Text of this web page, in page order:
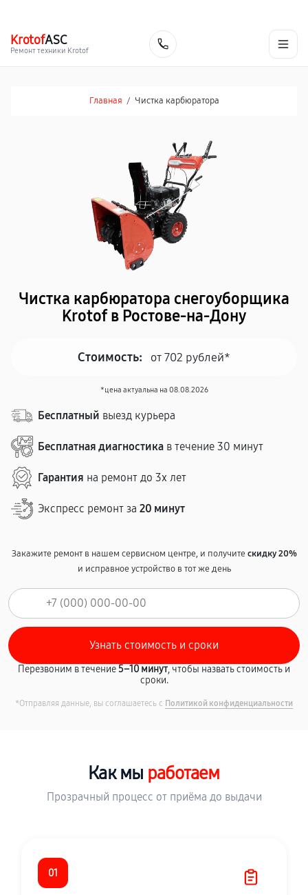
KrotofASC
Ремонт техники Krotof
Главная / Чистка карбюратора
Чистка карбюратора снегоуборщика
Krotof в Ростове-на-Дону
Стоимость: от 702 рублей*
*цена актуальна на 08.08.2026
Бесплатный выезд курьера
Бесплатная диагностика в течение 30 минут
Гарантия на ремонт до 3х лет
Экспресс ремонт за 20 минут
Закажите ремонт в нашем сервисном центре, и получитескидку 20%
и исправное устройство в тот же день
Перезвоним в течение5–10 минут, чтобы назвать стоимость и
сроки.
*Отправляя данные, вы соглашаетесь с Политикой конфиденциальности
Как мы работаем
Прозрачный процесс от приёма до выдачи
01